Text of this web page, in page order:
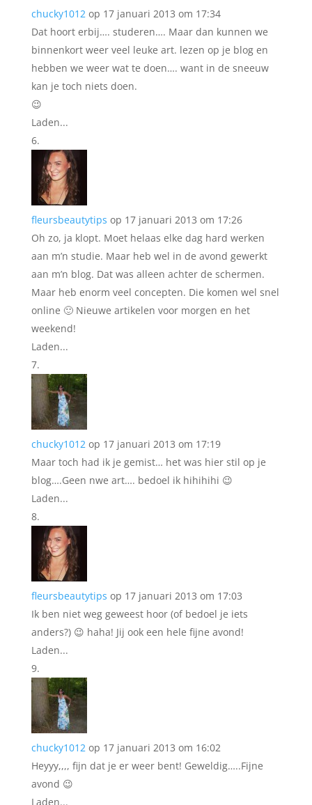
chucky1012 op 17 januari 2013 om 17:34
Dat hoort erbij…. studeren…. Maar dan kunnen we
binnenkort weer veel leuke art. lezen op je blog en
hebben we weer wat te doen…. want in de sneeuw
kan je toch niets doen.
😉
Laden...
fleursbeautytips op 17 januari 2013 om 17:26
Oh zo, ja klopt. Moet helaas elke dag hard werken
aan m’n studie. Maar heb wel in de avond gewerkt
aan m’n blog. Dat was alleen achter de schermen.
Maar heb enorm veel concepten. Die komen wel snel
online 🙂 Nieuwe artikelen voor morgen en het
weekend!
Laden...
chucky1012 op 17 januari 2013 om 17:19
Maar toch had ik je gemist… het was hier stil op je
blog….Geen nwe art…. bedoel ik hihihihi 😉
Laden...
fleursbeautytips op 17 januari 2013 om 17:03
Ik ben niet weg geweest hoor (of bedoel je iets
anders?) 😉 haha! Jij ook een hele fijne avond!
Laden...
chucky1012 op 17 januari 2013 om 16:02
Heyyy,,,, fijn dat je er weer bent! Geweldig…..Fijne
avond 😉
Laden...